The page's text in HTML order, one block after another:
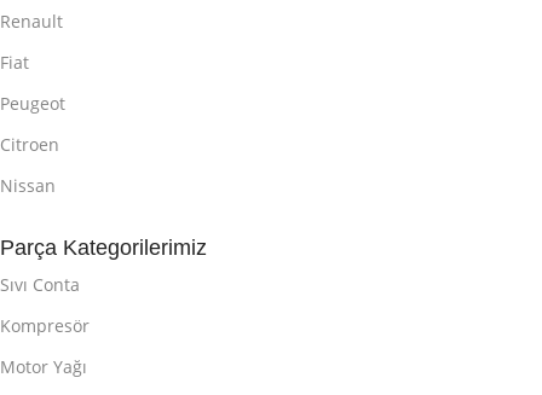
Renault
Fiat
Peugeot
Citroen
Nissan
Parça Kategorilerimiz
Sıvı Conta
Kompresör
Motor Yağı